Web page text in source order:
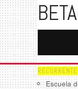
Escuela